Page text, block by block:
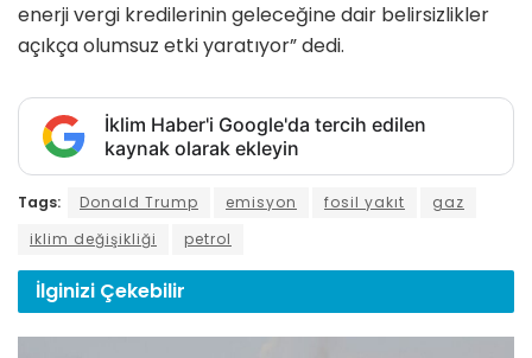
enerji vergi kredilerinin geleceğine dair belirsizlikler
açıkça olumsuz etki yaratıyor” dedi.
İklim Haber'i Google'da tercih edilen
kaynak olarak ekleyin
Tags: Donald Trump emisyon fosil yakıt
gaz
iklim değişikliği
petrol
İlginizi Çekebilir